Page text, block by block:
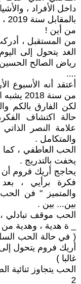
داخل الأفراد ،
من أين !
من المستقبل ،
الغد يتحول إلى
رياض الصالح
....
أعتقد أنه الأسبوع
من سنة 2018 يشبه الوقوع في الحب المتبادل .
لكن الفارق بالكم
حالة اكتشاف
علامة النصر
والمتكامل .
الحب العاطفي ، كما
يخفت بالتدريج .
يحاجج أريك فروم
فكرة برأيي ، بعد
والمتميز " فن
بين... بين .
الحب موقف تبادلي
_ ة هدية ، وهدية
( في حالة الحب
أريك فروم يتحول
غالبا )
الحب يتجاوز
2